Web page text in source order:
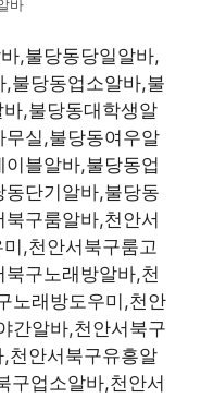
바
,불당동당일알바,
불당동업소알바,불
,불당동대학생알
실,불당동여우알
블알바,불당동업
단기알바,불당동
구룸알바,천안서
,천안서북구룸고
구노래방알바,천
노래방도우미,천안
간알바,천안서북구
천안서북구유흥알
구업소알바,천안서